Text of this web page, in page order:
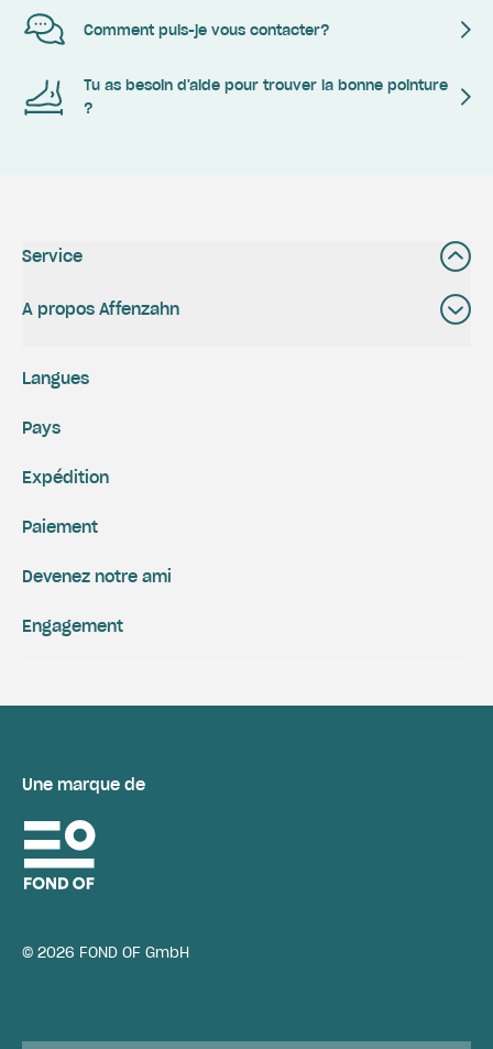
Comment puis-je vous contacter?
Tu as besoin d'aide pour trouver la bonne pointure
?
Service
A propos Affenzahn
Expédition
Paiement
Engagement
Devenez notre ami
Langues
Pays
Une marque de
© 2026 FOND OF GmbH